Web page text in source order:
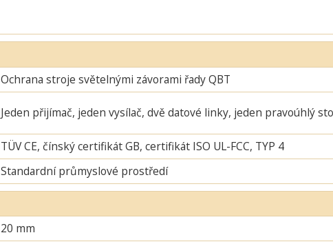
Ochrana stroje světelnými závorami řady QBT
Jeden přijímač, jeden vysílač, dvě datové linky, jeden pravoúhlý
TÜV CE, čínský certifikát GB, certifikát ISO UL-FCC, TYP 4
Standardní průmyslové prostředí
20 mm